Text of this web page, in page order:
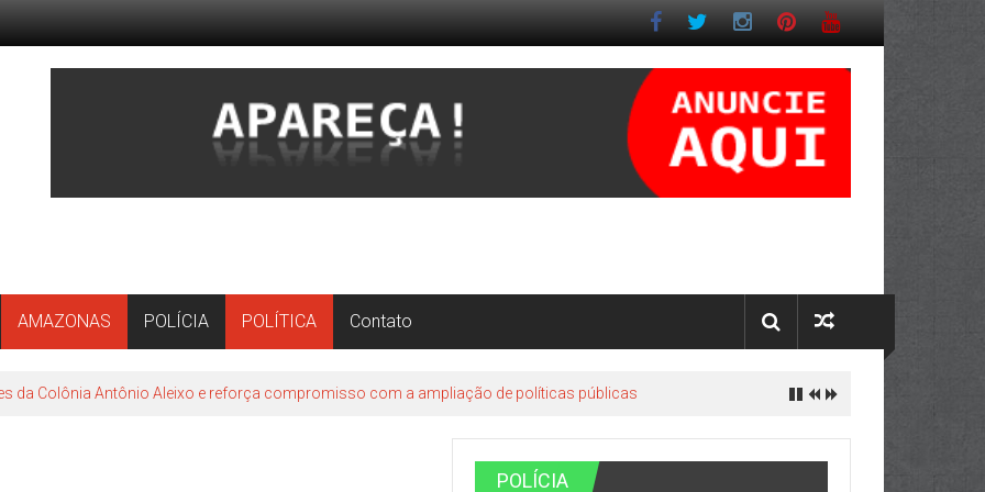
AMAZONAS POLÍCIA POLÍTICA Contato
da Colônia Antônio Aleixo e reforça compromisso com a ampliação de políticas públicas
POLÍCIA